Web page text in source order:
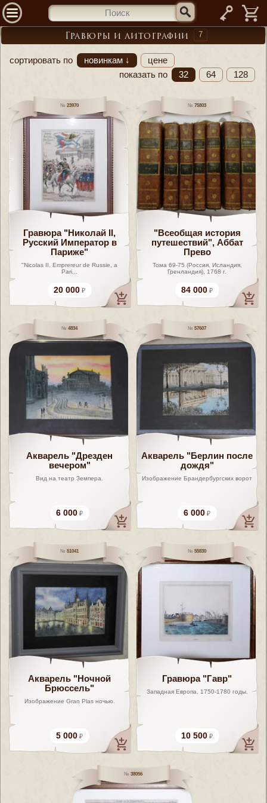
—
Гравюры и литографии 7
сортировать по новинкам ↓
цене
показать по
32 64 128
23970
Гравюра "Николай II,
Русский Император в
Париже"
"Nicolas II. Emprereur de Russie, a
Pari...
20 000
75803
"Всеобщая история
путешествий", Аббат
Прево
Тома 69-75 (Россия, Исландия,
Гренландия), 1768 г.
84 000
4834
Акварель "Дрезден
вечером"
Вид на театр Земпера.
6 000
57607
Акварель "Берлин после
дождя"
Изображение Брандербургских ворот
6 000
51041
Акварель "Ночной
Брюссель"
Изображение Gran Plas ночью.
5 000
55830
Гравюра "Гавр"
Западная Европа. 1750-1780 годы.
10 500
38056